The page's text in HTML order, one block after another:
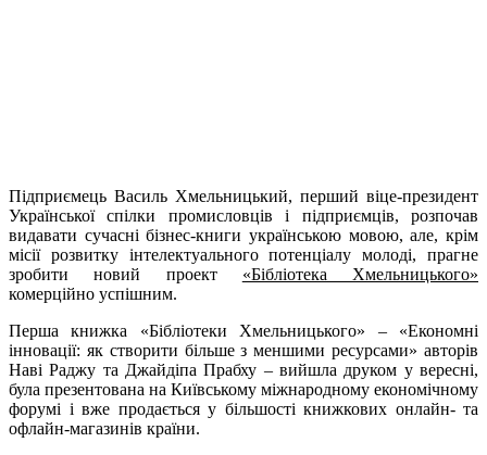
Підприємець Василь Хмельницький, перший віце-президент
Української спілки промисловців і підприємців, розпочав
видавати сучасні бізнес-книги українською мовою, але, крім
місії розвитку інтелектуального потенціалу молоді, прагне
зробити новий проект «Бібліотека Хмельницького»
комерційно успішним.
Перша книжка «Бібліотеки Хмельницького» – «Економні
інновації: як створити більше з меншими ресурсами» авторів
Наві Раджу та Джайдіпа Прабху – вийшла друком у вересні,
була презентована на Київському міжнародному економічному
форумі і вже продається у більшості книжкових онлайн- та
офлайн-магазинів країни.